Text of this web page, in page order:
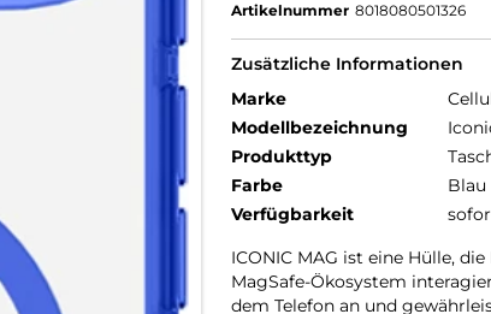
Artikelnummer 8018080501326
Zusätzliche Informationen
Marke
Modellbezeichnung
Produkttyp
Farbe
Blau
Verfügbarkeit
ICONIC MAG ist eine Hülle,
MagSafe-Ökosystem
dem Telefon an und